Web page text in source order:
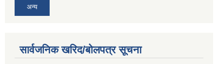
अन्य
सार्वजनिक खरिद/बोलपत्र सूचना